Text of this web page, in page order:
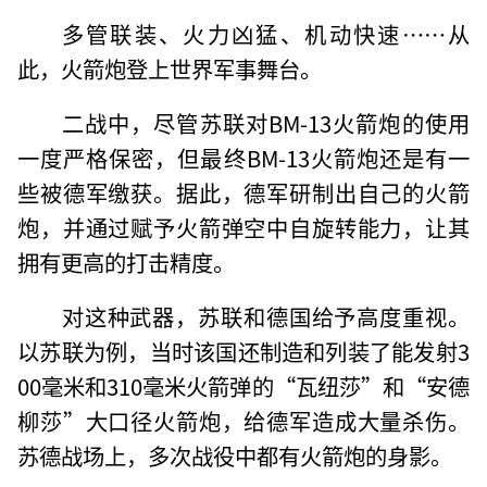
多管联装、火力凶猛、机动快速……从
此，火箭炮登上世界军事舞台。
二战中，尽管苏联对BM-13火箭炮的使用
一度严格保密，但最终BM-13火箭炮还是有一
些被德军缴获。据此，德军研制出自己的火箭
炮，并通过赋予火箭弹空中自旋转能力，让其
拥有更高的打击精度。
对这种武器，苏联和德国给予高度重视。
以苏联为例，当时该国还制造和列装了能发射3
00毫米和310毫米火箭弹的“瓦纽莎”和“安德
柳莎”大口径火箭炮，给德军造成大量杀伤。
苏德战场上，多次战役中都有火箭炮的身影。